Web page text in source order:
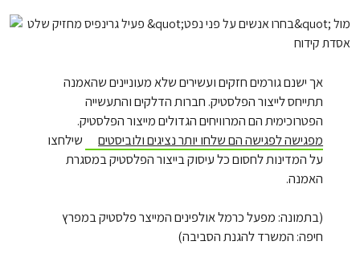
אך ישנם גורמים חזקים ועשירים שלא מעוניינים שהאמנה
תתייחס לייצור הפלסטיק. חברות הדלקים והתעשייה
הפטרוכימית הם המרוויחים הגדולים מייצור הפלסטיק.
מפגישה לפגישה הם שלחו יותר נציגים ולוביסטים
שילחצו
על המדינות לחסום כל עיסוק בייצור הפלסטיק במסגרת
האמנה.
(בתמונה: מפעל כרמל אולפינים המייצר פלסטיק במפרץ
חיפה: המשרד להגנת הסביבה)